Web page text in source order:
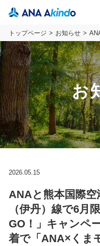
トップページ お知らせ
お
2026.05.15
ANAと熊本国際空
（伊丹）線で6月
GO！」キャンペ
着で「ANA×くま